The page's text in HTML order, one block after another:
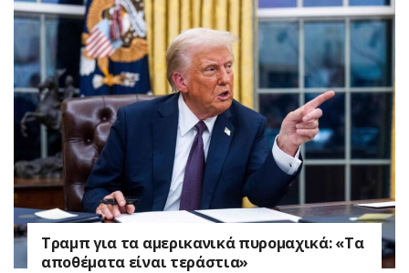
Τραμπ για τα αμερικανικά πυρομαχικά: «Τα
αποθέματα είναι τεράστια»